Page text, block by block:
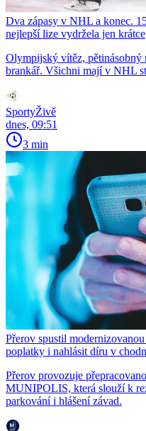
Dva zápasy v NHL a konec.
nejlepší lize vydržela jen krátce
Olympijský vítěz, pětinásobný
brankář. Všichni mají v NHL
SportyŽivě
dnes, 09:51
3 min
Přerov spustil
poplatky i nahlásit díru v
Přerov provozuje
MUNIPOLIS, která slouží k
parkování i hlášení závad.